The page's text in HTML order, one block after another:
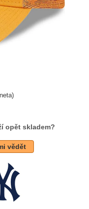
opět skladem?
vědět